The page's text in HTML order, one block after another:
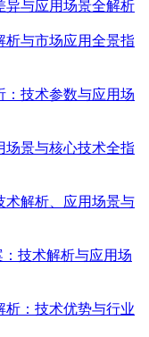
异与应用场景全解析
析与市场应用全景指
：技术参数与应用场
场景与核心技术全指
解析、应用场景与
技术解析与应用场
：技术优势与行业